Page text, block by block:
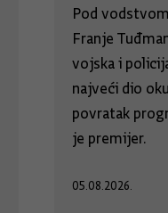
Pod
Franje
vojska i
najveći dio
povratak
je premijer.
05.08.2026.